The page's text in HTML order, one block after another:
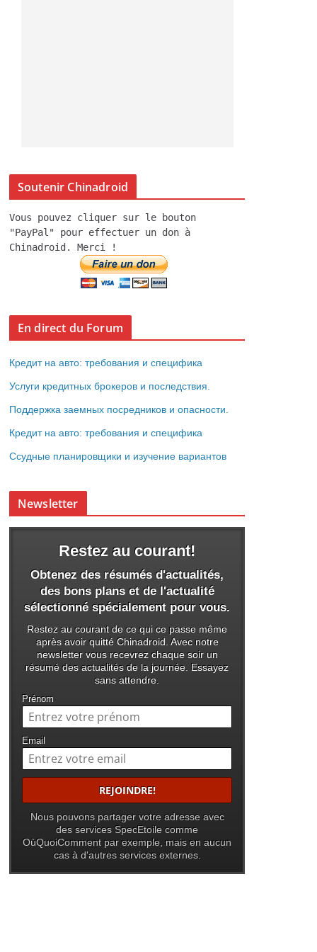
Soutenir Chinadroid
Vous pouvez cliquer sur le bouton
"PayPal" pour effectuer un don à
Chinadroid. Merci !
En direct du Forum
Кредит на авто: требования и специфика
Услуги кредитных брокеров и последствия.
Поддержка заемных посредников и опасности.
Кредит на авто: требования и специфика
Ссудные планировщики и изучение вариантов
Newsletter
Restez au courant!
Obtenez des résumés d'actualités,
des bons plans et de l'actualité
sélectionné spécialement pour vous.
Restez au courant de ce qui ce passe même
après avoir quitté Chinadroid. Avec notre
newsletter vous recevrez chaque soir un
résumé des actualités de la journée. Essayez
sans attendre.
Prénom
Email
Nous pouvons partager votre adresse avec
des services SpecEtoile comme
OùQuoiComment par exemple, mais en aucun
cas à d'autres services externes.